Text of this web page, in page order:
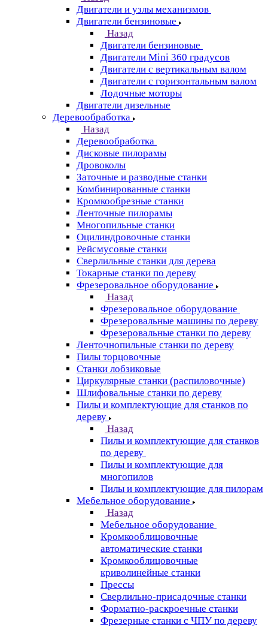
Двигатели и узлы механизмов
Двигатели бензиновые
Назад
Двигатели бензиновые
Двигатели Mini 360 градусов
Двигатели с вертикальным валом
Двигатели с горизонтальным валом
Лодочные моторы
Двигатели дизельные
Деревообработка
Назад
Деревообработка
Дисковые пилорамы
Дровоколы
Заточные и разводные станки
Комбинированные станки
Кромкообрезные станки
Ленточные пилорамы
Многопильные станки
Оцилиндровочные станки
Рейсмусовые станки
Сверлильные станки для дерева
Токарные станки по дереву
Фрезеровальное оборудование
Назад
Фрезеровальное оборудование
Фрезеровальные машины по дереву
Фрезеровальные станки по дереву
Ленточнопильные станки по дереву
Пилы торцовочные
Станки лобзиковые
Циркулярные станки (распиловочные)
Шлифовальные станки по дереву
Пилы и комплектующие для станков по
дереву
Назад
Пилы и комплектующие для станков
по дереву
Пилы и комплектующие для
многопилов
Пилы и комплектующие для пилорам
Мебельное оборудование
Назад
Мебельное оборудование
Кромкооблицовочные
автоматические станки
Кромкооблицовочные
криволинейные станки
Прессы
Сверлильно-присадочные станки
Форматно-раскроечные станки
Фрезерные станки с ЧПУ по дереву